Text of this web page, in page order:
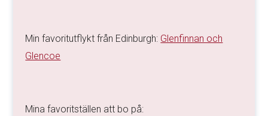
Min favoritutflykt från Edinburgh: Glenfinnan och
Glencoe
Mina favoritställen att bo på: